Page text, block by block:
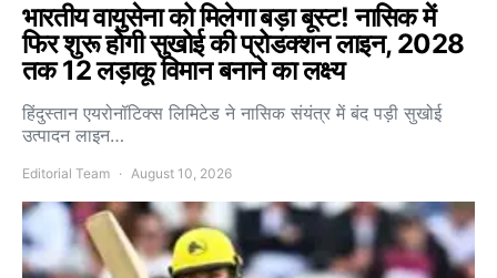
भारतीय वायुसेना को मिलेगा बड़ा बूस्ट! नासिक में
फिर शुरू होगी सुखोई की प्रोडक्शन लाइन, 2028
तक 12 लड़ाकू विमान बनाने का लक्ष्य
हिंदुस्तान एयरोनॉटिक्स लिमिटेड ने नासिक संयंत्र में बंद पड़ी सुखोई
उत्पादन लाइन…
Editorial Team August 10, 2026